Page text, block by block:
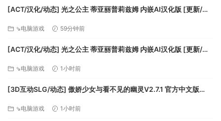
内裤上穿上
原舞
新里卡多舞蹈的绝佳选择
里卡多在您的桌面上，在所有窗口之上
不干扰其他应用程序！
[ACT/汉化/动态] 光之公主 蒂亚丽普莉兹姆 内嵌AI汉化版 [更新/新
⇘电脑游戏 59分钟前
[ACT/汉化/动态] 光之公主 蒂亚丽普莉兹姆 内嵌AI汉化版 [更新/新
⇘电脑游戏 1小时前
[3D互动SLG/动态] 傲娇少女与看不见的幽灵V2.7.1 官方中文版
⇘电脑游戏 1小时前